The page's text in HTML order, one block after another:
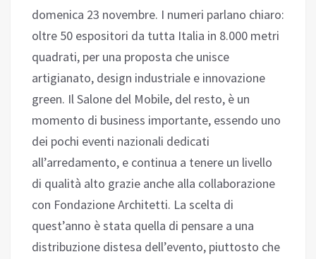
domenica 23 novembre. I numeri parlano chiaro:
oltre 50 espositori da tutta Italia in 8.000 metri
quadrati, per una proposta che unisce
artigianato, design industriale e innovazione
green. Il Salone del Mobile, del resto, è un
momento di business importante, essendo uno
dei pochi eventi nazionali dedicati
all’arredamento, e continua a tenere un livello
di qualità alto grazie anche alla collaborazione
con Fondazione Architetti. La scelta di
quest’anno è stata quella di pensare a una
distribuzione distesa dell’evento, piuttosto che